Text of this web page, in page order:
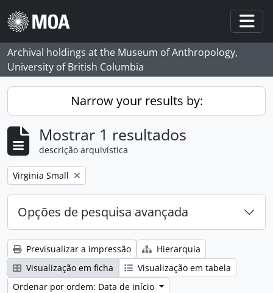
Skip to main content
Archival holdings at the Museum of Anthropology,
University of British Columbia
Narrow your results by:
Mostrar 1 resultados
descrição arquivística
Remove filter:
Virginia Small
Opções de pesquisa avançada
Previsualizar a impressão
Hierarquia
Visualização em ficha
Visualização em tabela
Ordenar por ordem: Data de início